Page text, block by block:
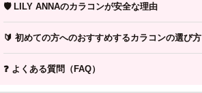
🛡️ LILY ANNAのカラコンが安全な理由
🔰 初めての方へのおすすめするカラコンの選び方
❓ よくある質問（FAQ）